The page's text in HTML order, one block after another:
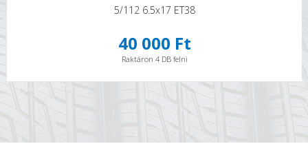
5/112 6.5x17 ET38
40 000 Ft
Raktáron 4 DB felni